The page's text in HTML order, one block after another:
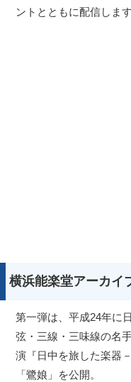
ントとともに配信します
横浜能楽堂アーカイ
第一弾は、平成24年に
弦・三線・三味線の名
演『日中を旅した楽器
「鷺娘」を公開。